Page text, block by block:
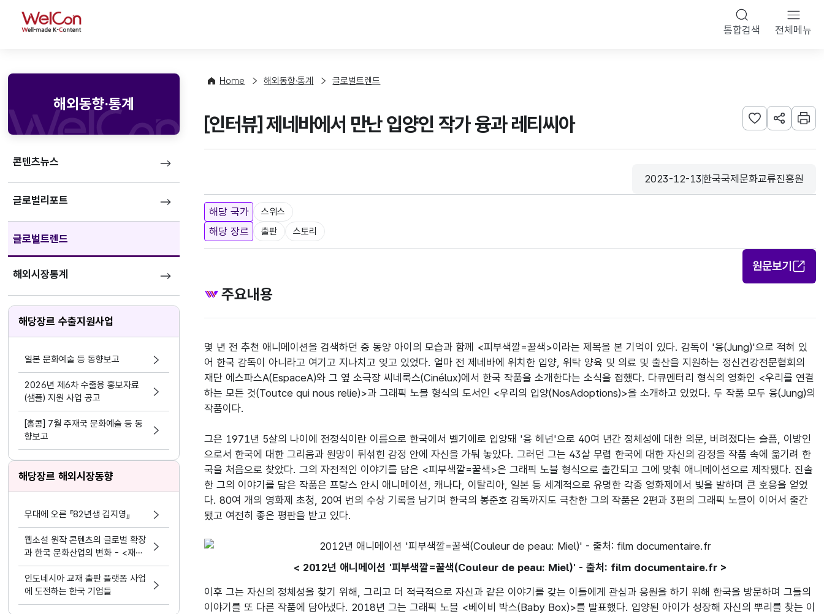
WelCon 통합검색 전체메뉴
해외동향·통계
콘텐츠뉴스
글로벌리포트
글로벌트렌드
해외시장통계
해당장르 수출지원사업
일본 문화예술 등 동향보고
2026년 제6차 수출용 홍보자료
(샘플) 지원 사업 공고
[홍콩] 7월 주재국 문화예술 등 동
향보고
해당장르 해외시장동향
무대에 오른 『82년생 김지영』
웹소설 원작 콘텐츠의 글로벌 확장
과 한국 문화산업의 변화 - <재혼
황후> 실사화 드라마
인도네시아 교재 출판 플랫폼 사업
에 도전하는 한국 기업들
Home 해외동향·통계 글로벌트렌드
[인터뷰] 제네바에서 만난 입양인 작가 융과 레티씨아 관심사 등록하기
URL 공유하
인쇄
등록일
2023-12-13
수집기관
한국국제문화교류진흥원
해당 국가 스위스
해당 장르 출판 스토리
원문보기
주요내용
몇 년 전 추천 애니메이션을 검색하던 중 동양 아이의 모습과 함께 <피부색깔=꿀색>이라는 제목을 본 기억이 있다. 감독이 '융(Jung)'으로 적혀 있
어 한국 감독이 아니라고 여기고 지나치고 잊고 있었다. 얼마 전 제네바에 위치한 입양, 위탁 양육 및 의료 및 출산을 지원하는 정신건강전문협회의
재단 에스파스A(EspaceA)와 그 옆 소극장 씨네룩스(Cinélux)에서 한국 작품을 소개한다는 소식을 접했다. 다큐멘터리 형식의 영화인 <우리를 연결
하는 모든 것(Toutce qui nous relie)>과 그래픽 노블 형식의 도서인 <우리의 입양(NosAdoptions)>을 소개하고 있었다. 두 작품 모두 융(Jung)의
작품이다.
그은 1971년 5살의 나이에 전정식이란 이름으로 한국에서 벨기에로 입양돼 '융 헤넌'으로 40여 년간 정체성에 대한 의문, 버려졌다는 슬픔, 이방인
으로서 한국에 대한 그리움과 원망이 뒤섞힌 감정 안에 자신을 가둬 놓았다. 그러던 그는 43살 무렵 한국에 대한 자신의 감정을 작품 속에 옮기려 한
국을 처음으로 찾았다. 그의 자전적인 이야기를 담은 <피부색깔=꿀색>은 그래픽 노블 형식으로 출간되고 그에 맞춰 애니메이션으로 제작됐다. 진솔
한 그의 이야기를 담은 작품은 프랑스 안시 애니메이션, 캐나다, 이탈리아, 일본 등 세계적으로 유명한 각종 영화제에서 빛을 발하며 큰 호응을 얻었
다. 80여 개의 영화제 초청, 20여 번의 수상 기록을 남기며 한국의 봉준호 감독까지도 극찬한 그의 작품은 2편과 3편의 그래픽 노블이 이어서 출간
됐고 여전히 좋은 평판을 받고 있다.
< 2012년 애니메이션 '피부색깔=꿀색(Couleur de peau: Miel)' - 출처: film documentaire.fr >
이후 그는 자신의 정체성을 찾기 위해, 그리고 더 적극적으로 자신과 같은 이야기를 갖는 이들에게 관심과 응원을 하기 위해 한국을 방문하며 그들의
이야기를 또 다른 작품에 담아냈다. 2018년 그는 그래픽 노블 <베이비 박스(Baby Box)>를 발표했다. 입양된 아이가 성장해 자신의 뿌리를 찾는 이